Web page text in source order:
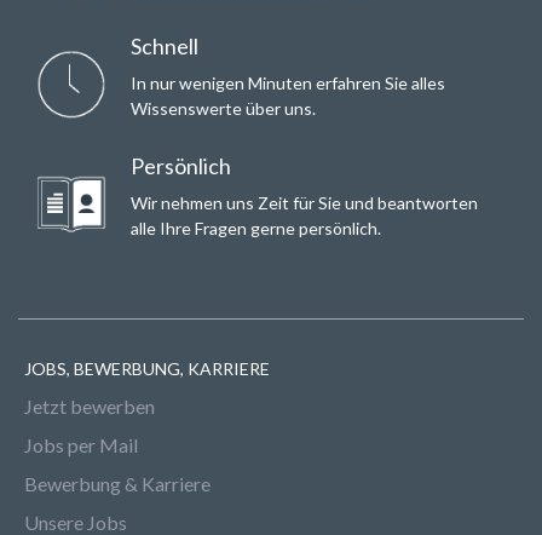
Schnell
In nur wenigen Minuten erfahren Sie alles
Wissenswerte über uns.
Persönlich
Wir nehmen uns Zeit für Sie und beantworten
alle Ihre Fragen gerne persönlich.
JOBS, BEWERBUNG, KARRIERE
Jetzt bewerben
Jobs per Mail
Bewerbung & Karriere
Unsere Jobs